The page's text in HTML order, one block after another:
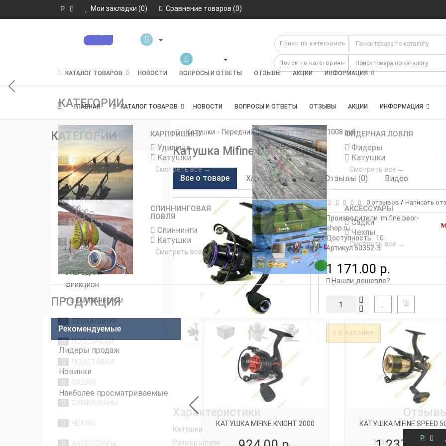
Р. Мои закладки (0) Сравнение товаров (0)
КАТАЛОГ ТОВАРОВ НОВОСТИ ВОПРОСЫ И ОТВЕТЫ ОТЗЫВЫ АКЦИИ ИНФОРМАЦИЯ
КАТЕГОРИИ
КАРПФИШИНГ
Удилища
Катушки
Смотреть все →
ФИДЕРНАЯ ЛОВЛЯ
Фидеры
Катушки
Смотреть все →
СПИННИНГОВАЯ
ЛОВЛЯ
Спиннинги
Катушки
Смотреть все →
АКСЕССУАРЫ
Садки
Чехлы
Смотреть все →
ПРОДУКЦИЯ
Рекомендуемые
Лидеры продаж
Новинки
Наиболее просматриваемые
КАТУШКА MIFINE KNIGHT 2000 КАТУШКА MIFINE SPEED
Р. Мои закладки (0) Сравнение товаров (0)
ГЛАВНАЯ КАТАЛОГ ТОВАРОВ НОВОСТИ ВОПРОСЫ И ОТВЕТЫ ОТЗЫВЫ АКЦИИ ИНФОРМАЦИЯ
КАТЕГОРИИ
СПИННИНГИ
ДОНКА/ФИДЕР
БОЛОНСКОЕ
МАХОВОЕ
КАТУШКИ
ЗАДНИЙ ФРИКЦИОН
ПЕРЕДНИЙ
ФРИКЦИОН
С БАЙТРАННЕРОМ
ЛЕСКА/ШНУР
ПОДСАЧЕКИ
ПОДСТАВКИ
САДКИ
СУМКИ/КАНЫ
ЧЕХЛЫ
АКСЕССУАРЫ
Катушки Передний фрикцион Darter от 1008 руб
Катушка Mifine Darter 3000f
Все о товаре Характеристики Отзывы (0) Видео
0 отзывов / Написать
Производители mifine.beor-
shop.ru
Доступность: 10
Артикул 60352-3
1 171.00 р.
Нашли дешевле?
В КОРЗИНУ
Характеристики
Катушки
Размер шпули
3000
Р.